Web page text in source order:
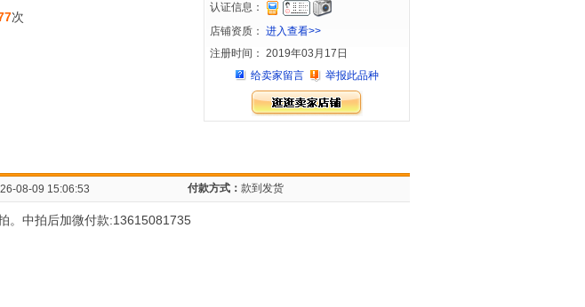
次
认证信息：
店铺资质： 进入查看>>
注册时间： 2019年03月17日
给卖家留言
举报此品种
08-09 15:06:53 付款方式： 款到发货
。中拍后加微付款:13615081735